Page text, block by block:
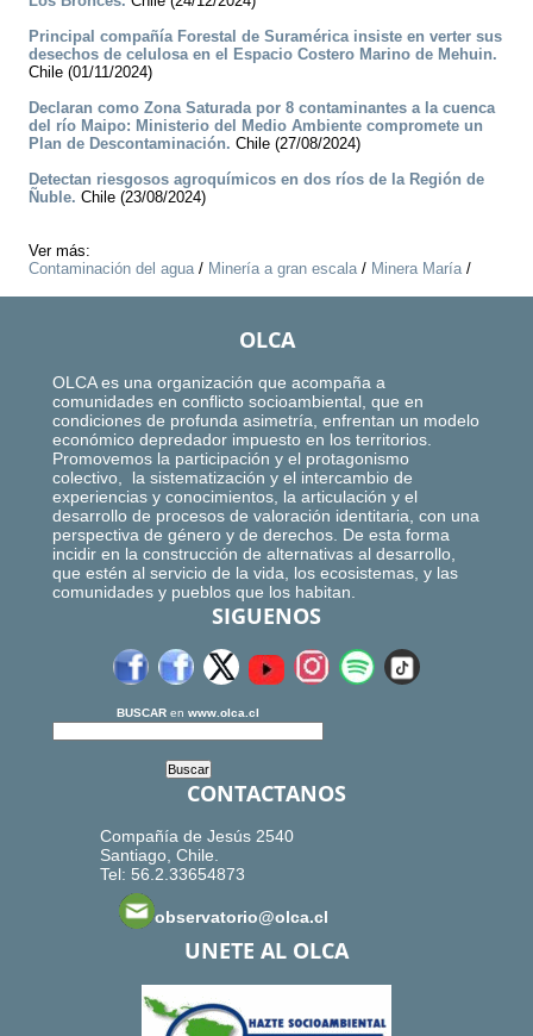
Principal compañía Forestal de Suramérica insiste en verter sus
desechos de celulosa en el Espacio Costero Marino de Mehuin.
Chile (01/11/2024)
Declaran como Zona Saturada por 8 contaminantes a la cuenca
del río Maipo: Ministerio del Medio Ambiente compromete un
Plan de Descontaminación. Chile (27/08/2024)
Detectan riesgosos agroquímicos en dos ríos de la Región de
Ñuble. Chile (23/08/2024)
Ver más:
Contaminación del agua/ Minería a gran escala/ Minera María/
OLCA
OLCA es una organización que acompaña a
comunidades en conflicto socioambiental, que en
condiciones de profunda asimetría, enfrentan un modelo
económico depredador impuesto en los territorios.
Promovemos la participación y el protagonismo
colectivo, la sistematización y el intercambio de
experiencias y conocimientos, la articulación y el
desarrollo de procesos de valoración identitaria, con una
perspectiva de género y de derechos. De esta forma
incidir en la construcción de alternativas al desarrollo,
que estén al servicio de la vida, los ecosistemas, y las
comunidades y pueblos que los habitan.
SIGUENOS
BUSCAR en www.olca.cl
CONTACTANOS
Compañía de Jesús 2540
Santiago, Chile.
Tel: 56.2.33654873
observatorio@olca.cl
UNETE AL OLCA